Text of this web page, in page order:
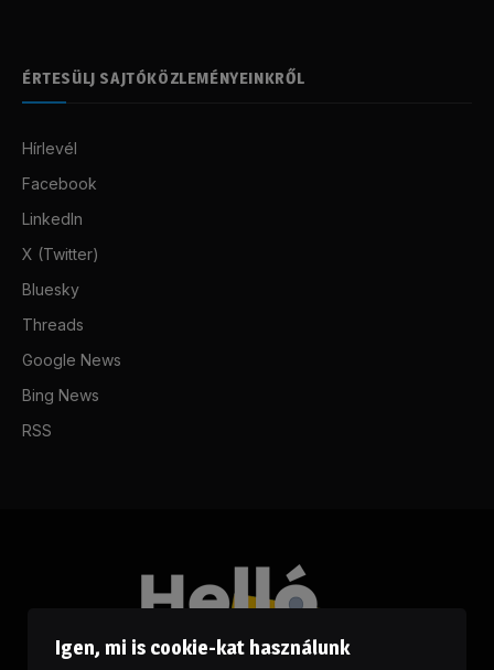
ÉRTESÜLJ SAJTÓKÖZLEMÉNYEINKRŐL
Hírlevél
Facebook
LinkedIn
X (Twitter)
Bluesky
Threads
Google News
Bing News
RSS
Igen, mi is cookie-kat használunk